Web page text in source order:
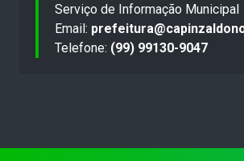
Serviço de Informação Municipal
Email:
Telefone: (99) 99130-9047